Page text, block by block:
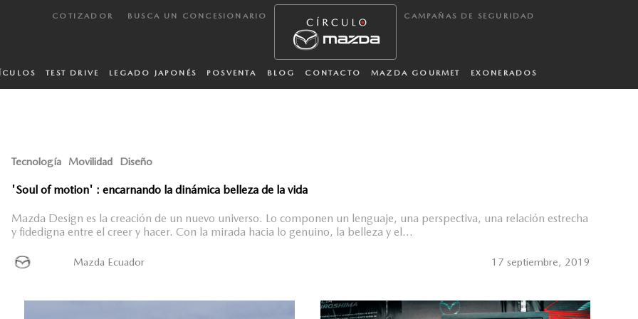
COTIZADOR BUSCA UN CONCESIONARIO CAMPAÑAS DE SEGURIDAD
TEST DRIVE LEGADO JAPONÉS POSVENTA BLOG CONTACTO MAZDA GOURMET EXONERADOS
Tecnología Movilidad Diseño
'Soul of motion' : encarnando la dinámica belleza de la vida
Mazda Design es la creación de un nuevo universo. Lo componen un lenguaje, una perspectiva, una relación estrecha
y fidedigna entre el creer y hacer. Con la mirada hacia lo genuino, la belleza y el...
Mazda Ecuador 17 septiembre, 2019